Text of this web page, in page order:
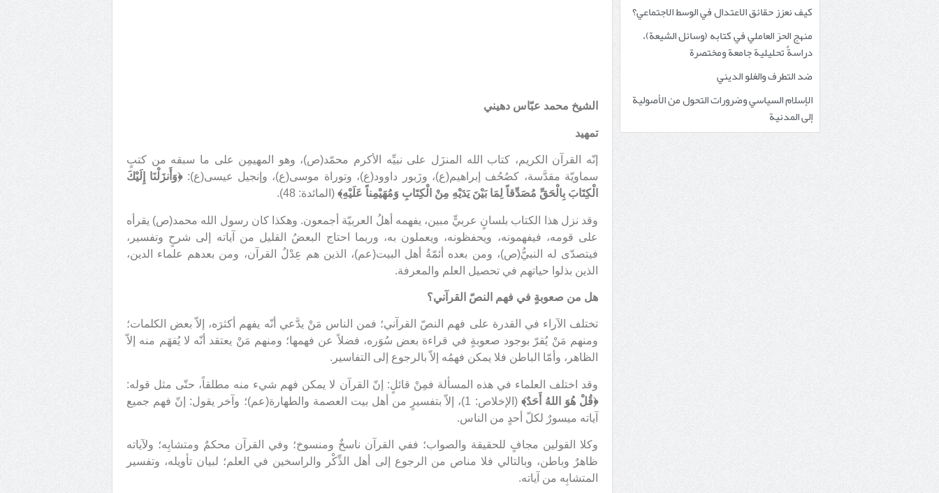
كيف نعزز حقائق الاعتدال في الوسط الاجتماعي؟
منهج الحرّ العاملي في كتابه (وسائل الشيعة)،
دراسةٌ تحليلية جامعة ومختصرة
ضد التطرف والغلو الديني
الإسلام السياسي وضرورات التحول من الأصولية
إلى المدنية
الشيخ محمد عبّاس دهيني
تمهيد
إنّه القرآن الكريم، كتاب الله المنزَل على نبيِّه الأكرم محمّد(ص)، وهو المهيمِن على ما سبقه من كتبٍ
سماويّة مقدَّسة، كصُحُف إبراهيم(ع)، وزَبور داوود(ع)، وتوراة موسى(ع)، وإنجيل عيسى(ع):﴿وَأَنزَلْنَا إِلَيْكَ
الْكِتَابَ بِالْحَقِّ مُصَدِّقاً لِمَا بَيْنَ يَدَيْهِ مِنْ الْكِتَابِ وَمُهَيْمِناً عَلَيْهِ﴾(المائدة: 48).
وقد نزل هذا الكتاب بلسانٍ عربيٍّ مبين، يفهمه أهلُ العربيّة أجمعون. وهكذا كان رسول الله محمد(ص) يقرأه
على قومه، فيفهمونه، ويحفظونه، ويعملون به، وربما احتاج البعضُ القليل من آياته إلى شرحٍ وتفسير،
فيتصدّى له النبيُّ(ص)، ومن بعده أئمّةُ أهل البيت(عم)، الذين هم عِدْلُ القرآن، ومن بعدهم علماء الدين،
الذين بذلوا حياتهم في تحصيل العلم والمعرفة.
هل من صعوبةٍ في فهم النصّ القرآني؟
تختلف الآراء في القدرة على فهم النصّ القرآني؛ فمن الناس مَنْ يدَّعي أنّه يفهم أكثرَه، إلاّ بعض الكلمات؛
ومنهم مَنْ يُقرّ بوجود صعوبةٍ في قراءة بعض سُوَره، فضلاً عن فهمها؛ ومنهم مَنْ يعتقد أنّه لا يُفهَم منه إلاّ
الظاهر، وأمّا الباطن فلا يمكن فهمُه إلاّ بالرجوع إلى التفاسير.
وقد اختلف العلماء في هذه المسألة فمِنْ قائلٍ: إنّ القرآن لا يمكن فهم شيء منه مطلقاً، حتّى مثل قوله:
﴿قُلْ هُوَ اللهُ أَحَدٌ﴾
(الإخلاص: 1)، إلاّ بتفسيرٍ من أهل بيت العصمة والطهارة(عم)؛ وآخر يقول: إنّ فهم جميع
آياته ميسورٌ لكلّ أحدٍ من الناس.
وكلا القولين مجافٍ للحقيقة والصواب؛ ففي القرآن ناسخٌ ومنسوخ؛ وفي القرآن محكمٌ ومتشابِه؛ ولآياته
ظاهرٌ وباطن، وبالتالي فلا مناص من الرجوع إلى أهل الذِّكْر والراسخين في العلم؛ لبيان تأويله، وتفسير
المتشابِه من آياته.